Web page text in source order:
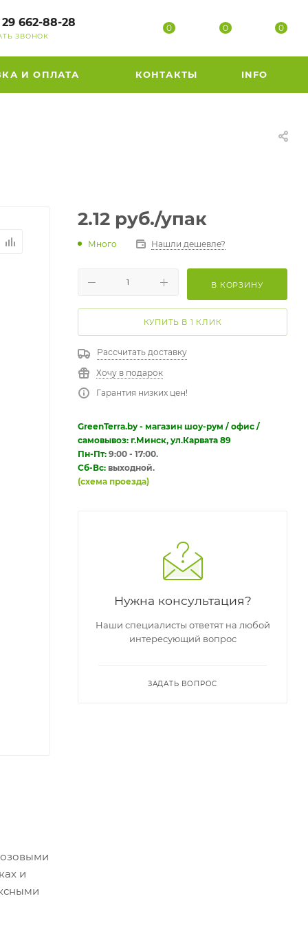
29 662-88-28
ЗВОНОК
0 0 0
И ОПЛАТА КОНТАКТЫ INFO
и
2.12 руб./упак
Много Нашли дешевле?
В КОРЗИНУ
КУПИТЬ В 1 КЛИК
Рассчитать доставку
Хочу в подарок
Гарантия низких цен!
GreenTerra.by - магазин шоу-рум / офис /
самовывоз: г.Минск, ул.Карвата 89
Пн-Пт: 9:00 - 17:00.
Сб-Вс: выходной.
(схема проезда)
Нужна консультация?
Наши специалисты ответят на любой
интересующий вопрос
ЗАДАТЬ ВОПРОС